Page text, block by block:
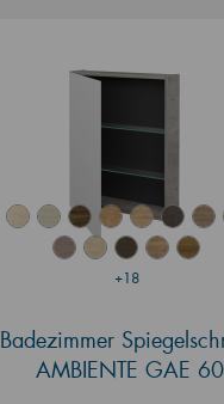
+18
Badezimmer
AMBIENTE GAE 60